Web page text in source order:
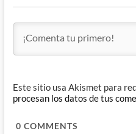
Este sitio usa Akismet para
procesan los datos de tus
0 COMMENTS